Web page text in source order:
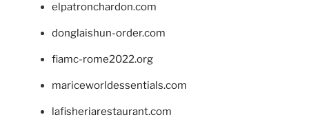
elpatronchardon.com
donglaishun-order.com
fiamc-rome2022.org
mariceworldessentials.com
lafisheriarestaurant.com